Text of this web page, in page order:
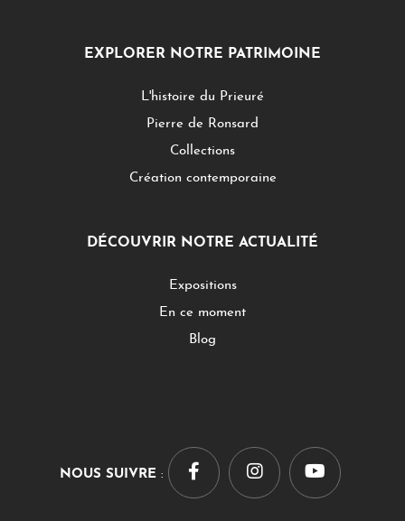
EXPLORER NOTRE PATRIMOINE
L'histoire du Prieuré
Pierre de Ronsard
Collections
Création contemporaine
DÉCOUVRIR NOTRE ACTUALITÉ
Expositions
En ce moment
Blog
NOUS SUIVRE :